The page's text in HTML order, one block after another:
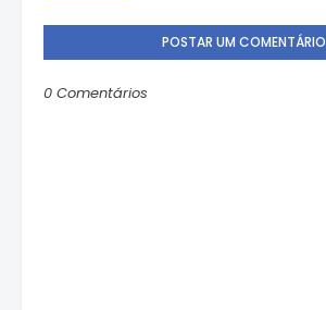
POSTAR UM COMENTÁRIO
0 Comentários